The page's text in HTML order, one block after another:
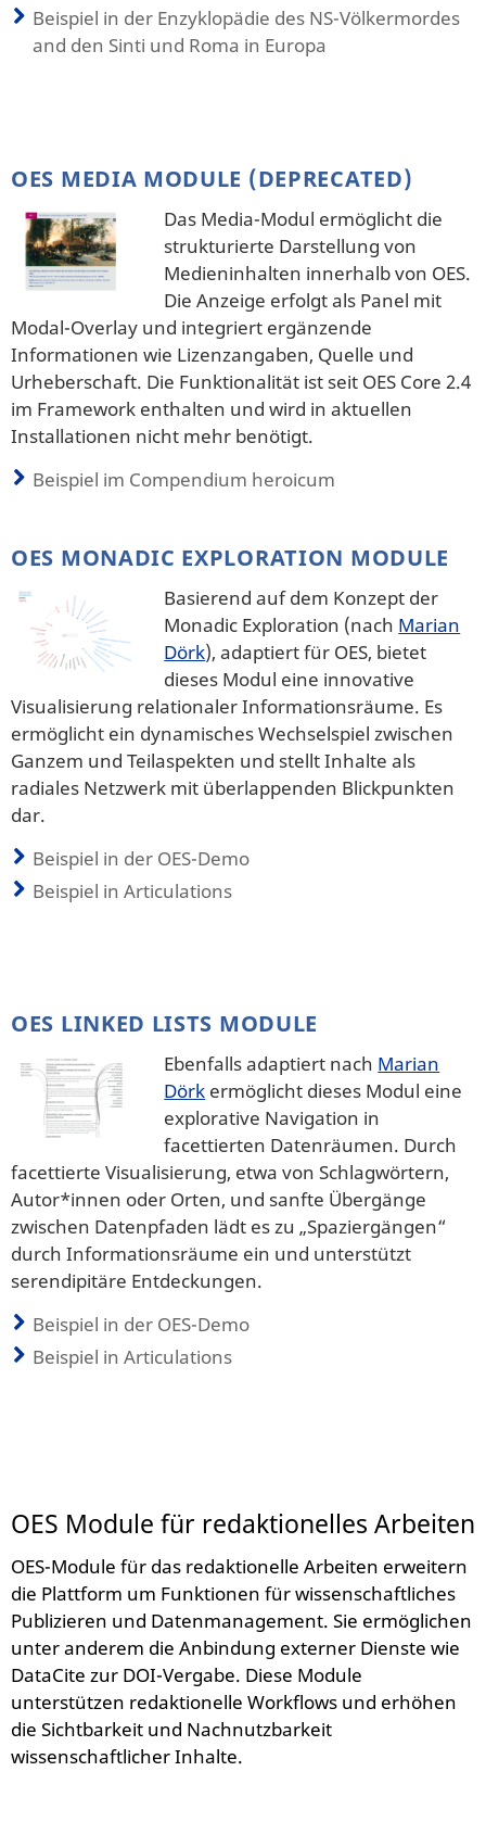
Beispiel in der Enzyklopädie des NS-Völkermordes
and den Sinti und Roma in Europa
OES MEDIA MODULE (DEPRECATED)
Das Media-Modul ermöglicht die
strukturierte Darstellung von
Medieninhalten innerhalb von OES.
Die Anzeige erfolgt als Panel mit
Modal-Overlay und integriert ergänzende
Informationen wie Lizenzangaben, Quelle und
Urheberschaft. Die Funktionalität ist seit OES Core 2.4
im Framework enthalten und wird in aktuellen
Installationen nicht mehr benötigt.
Beispiel im Compendium heroicum
OES MONADIC EXPLORATION MODULE
Basierend auf dem Konzept der
Monadic Exploration (nach Marian
Dörk), adaptiert für OES, bietet
dieses Modul eine innovative
Visualisierung relationaler Informationsräume. Es
ermöglicht ein dynamisches Wechselspiel zwischen
Ganzem und Teilaspekten und stellt Inhalte als
radiales Netzwerk mit überlappenden Blickpunkten
dar.
Beispiel in der OES-Demo
Beispiel in Articulations
OES LINKED LISTS MODULE
Ebenfalls adaptiert nach Marian
Dörk ermöglicht dieses Modul eine
explorative Navigation in
facettierten Datenräumen. Durch
facettierte Visualisierung, etwa von Schlagwörtern,
Autor*innen oder Orten, und sanfte Übergänge
zwischen Datenpfaden lädt es zu „Spaziergängen“
durch Informationsräume ein und unterstützt
serendipitäre Entdeckungen.
Beispiel in der OES-Demo
Beispiel in Articulations
OES Module für redaktionelles Arbeiten
OES-Module für das redaktionelle Arbeiten erweitern
die Plattform um Funktionen für wissenschaftliches
Publizieren und Datenmanagement. Sie ermöglichen
unter anderem die Anbindung externer Dienste wie
DataCite zur DOI-Vergabe. Diese Module
unterstützen redaktionelle Workflows und erhöhen
die Sichtbarkeit und Nachnutzbarkeit
wissenschaftlicher Inhalte.